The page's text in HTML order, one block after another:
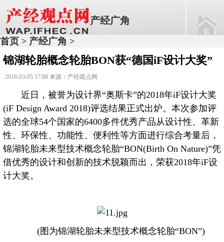
产经广角
首页 > 产经广角 >
锦湖轮胎概念轮胎BON获“德国iF设计大奖”
2018-03-05 17:08 来源：产经观点网
近日，被誉为设计界“奥斯卡”的2018年iF设计大奖
(iF Design Award 2018)评选结果正式出炉。本次参加评
选的全球54个国家的6400多件优秀产品从设计性、革新
性、环保性、功能性、便利性等方面进行综合考量后，
锦湖轮胎未来型技术概念轮胎“BON(Birth On Nature)”凭
借优秀的设计和创新的技术脱颖而出，荣获2018年iF设
计大奖。
(图为锦湖轮胎未来型技术概念轮胎“BON”)